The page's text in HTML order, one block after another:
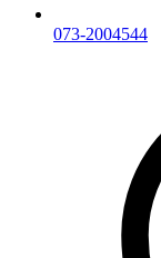
073-2004544